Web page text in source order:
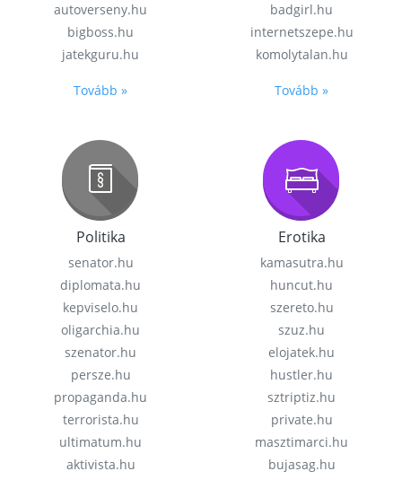
autoverseny.hu
bigboss.hu
jatekguru.hu
Tovább »
badgirl.hu
internetszepe.hu
komolytalan.hu
Tovább »
Politika
senator.hu
diplomata.hu
kepviselo.hu
oligarchia.hu
szenator.hu
persze.hu
propaganda.hu
terrorista.hu
ultimatum.hu
aktivista.hu
Erotika
kamasutra.hu
huncut.hu
szereto.hu
szuz.hu
elojatek.hu
hustler.hu
sztriptiz.hu
private.hu
masztimarci.hu
bujasag.hu